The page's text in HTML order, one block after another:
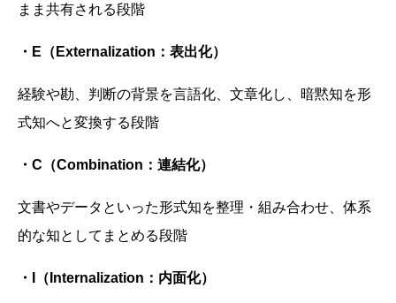
まま共有される段階
・E （Externalization ：表出化）
経験や勘、判断の背景を言語化、文章化し、暗黙知を形
式知へと変換する段階
・C （Combination ：連結化）
文書やデータといった形式知を整理・組み合わせ、体系
的な知としてまとめる段階
・I （Internalization ：内面化）